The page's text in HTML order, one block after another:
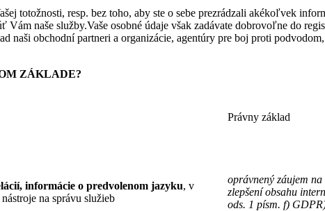
totožnosti, resp. bez toho, aby ste o sebe prezrádzali akékoľvek
naše služby.Vaše osobné údaje však zadávate dobrovoľne do
naši obchodní partneri a organizácie, agentúry pre boj proti
ZÁKLADE?
Právny základ
informácie o predvolenom jazyku, v
na správu služieb
oprávnený záujem
zlepšení obsahu
ods. 1 písm. f)